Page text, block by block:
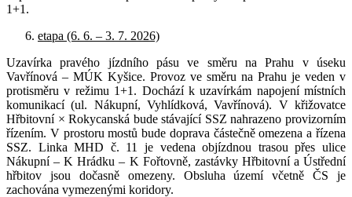
1+1.
etapa (6. 6. – 3. 7. 2026)
Uzavírka pravého jízdního pásu ve směru na Prahu v úseku
Vavřínová – MÚK Kyšice. Provoz ve směru na Prahu je veden v
protisměru v režimu 1+1. Dochází k uzavírkám napojení místních
komunikací (ul. Nákupní, Vyhlídková, Vavřínová). V křižovatce
Hřbitovní × Rokycanská bude stávající SSZ nahrazeno provizorním
řízením. V prostoru mostů bude doprava částečně omezena a řízena
SSZ. Linka MHD č. 11 je vedena objízdnou trasou přes ulice
Nákupní – K Hrádku – K Fořtovně, zastávky Hřbitovní a Ústřední
hřbitov jsou dočasně omezeny. Obsluha území včetně ČS je
zachována vymezenými koridory.